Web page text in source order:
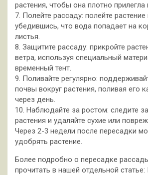
растения, чтобы она плотно прилегла
7. Полейте рассаду: полейте
убедившись, что вода попадает на
листья.
8. Защитите рассаду: прикройте
ветра, используя специальный
временный тент.
9. Поливайте регулярно:
почвы вокруг растения, поливая его
через день.
10. Наблюдайте за ростом: следите
растения и удаляйте сухие или
Через 2-3 недели после пересадки
удобрять растение.
Более подробно о пересадке
прочитать в нашей отдельной